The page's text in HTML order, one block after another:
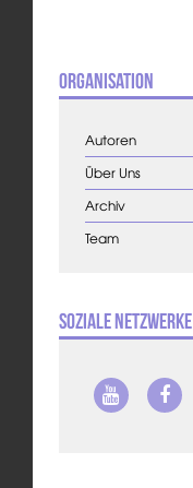
Organisation
Autoren
Über Uns
Archiv
Team
Soziale Netzwerke